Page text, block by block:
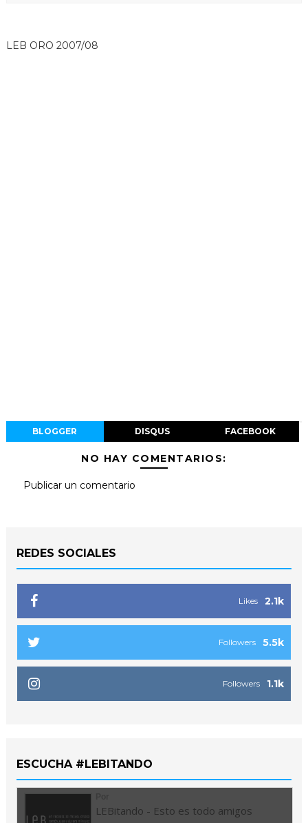
LEB ORO 2007/08
BLOGGER DISQUS FACEBOOK
NO HAY COMENTARIOS:
Publicar un comentario
REDES SOCIALES
2.1k
Likes
5.5k
Followers
1.1k
Followers
ESCUCHA #LEBITANDO